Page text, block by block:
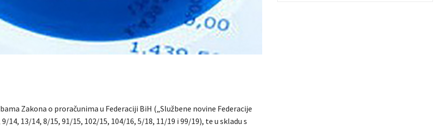
Zakona o proračunima u Federaciji BiH („Službene novine Federacije
9/14, 13/14, 8/15, 91/15, 102/15, 104/16, 5/18, 11/19 i 99/19), te u skladu s